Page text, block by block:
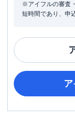
※アイフルの審査
短時間であり、申